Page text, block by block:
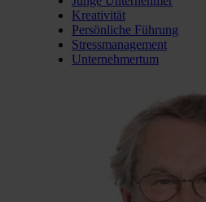
Kreativität
Persönliche Führung
Stressmanagement
Unternehmertum